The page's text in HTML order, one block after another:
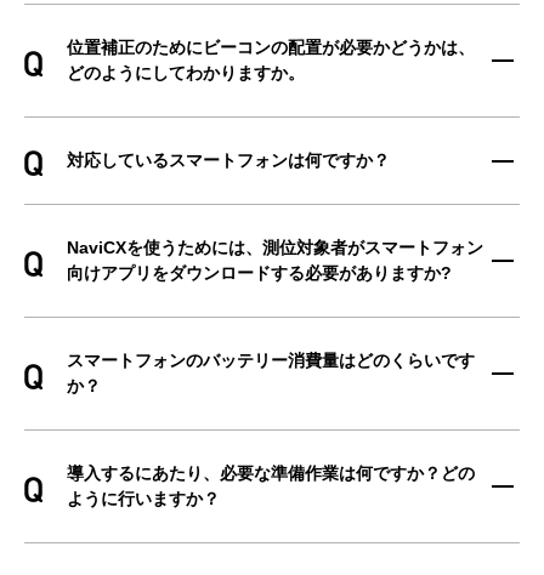
位置補正のためにビーコンの配置が必要かどうかは、
どのようにしてわかりますか。
対応しているスマートフォンは何ですか？
NaviCXを使うためには、測位対象者がスマートフォン
向けアプリをダウンロードする必要がありますか?
スマートフォンのバッテリー消費量はどのくらいです
か？
導入するにあたり、必要な準備作業は何ですか？どの
ように行いますか？